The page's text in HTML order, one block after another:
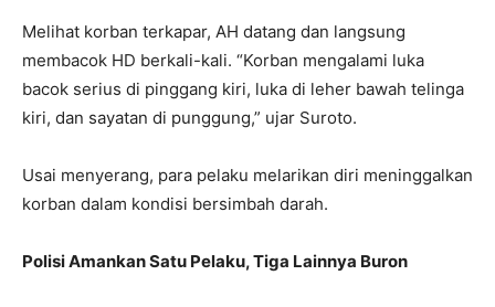
Melihat korban terkapar, AH datang dan langsung
membacok HD berkali-kali. “Korban mengalami luka
bacok serius di pinggang kiri, luka di leher bawah telinga
kiri, dan sayatan di punggung,” ujar Suroto.
Usai menyerang, para pelaku melarikan diri meninggalkan
korban dalam kondisi bersimbah darah.
Polisi Amankan Satu Pelaku, Tiga Lainnya Buron